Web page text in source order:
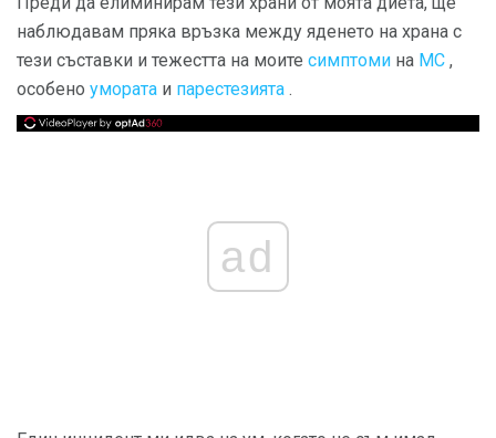
наблюдавам пряка връзка между яденето на храна с
тези съставки и тежестта на моите симптоми на МС ,
особено умората и парестезията .
ad